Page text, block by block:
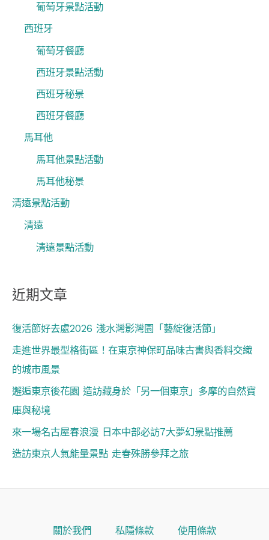
葡萄牙景點活動
西班牙
葡萄牙餐廳
西班牙景點活動
西班牙秘景
西班牙餐廳
馬耳他
馬耳他景點活動
馬耳他秘景
清遠景點活動
清遠
清遠景點活動
近期文章
復活節好去處2026 淺水灣影灣園「藝綻復活節」
走進世界最型格街區！在東京神保町品味古書與香料交織
的城市風景
邂逅東京後花園 造訪藏身於「另一個東京」多摩的自然寶
庫與秘境
來一場名古屋春浪漫 日本中部必訪7大夢幻景點推薦
造訪東京人氣能量景點 走春殊勝參拜之旅
關於我們 私隱條款 使用條款